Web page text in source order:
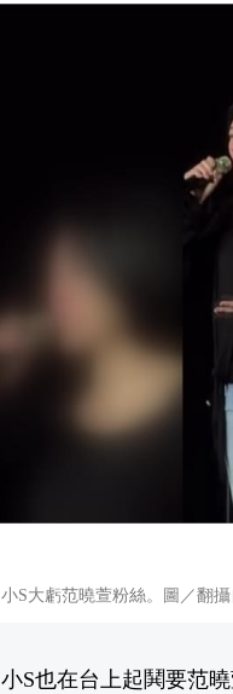
小S大虧范曉萱粉絲。圖／翻攝
小S也在台上起鬨要范